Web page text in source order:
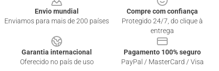
Envio mundial
Enviamos para mais de 200 países
Compre com confiança
Protegido 24/7, do clique à
entrega
Garantia internacional
Oferecido no país de uso
Pagamento 100% seguro
PayPal / MasterCard / Visa